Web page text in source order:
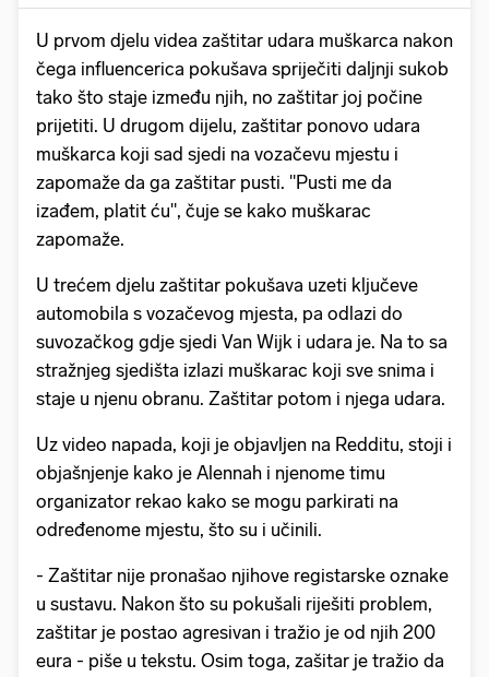
U prvom djelu videa zaštitar udara muškarca nakon
čega influencerica pokušava spriječiti daljnji sukob
tako što staje između njih, no zaštitar joj počine
prijetiti. U drugom dijelu, zaštitar ponovo udara
muškarca koji sad sjedi na vozačevu mjestu i
zapomaže da ga zaštitar pusti. "Pusti me da
izađem, platit ću", čuje se kako muškarac
zapomaže.
U trećem djelu zaštitar pokušava uzeti ključeve
automobila s vozačevog mjesta, pa odlazi do
suvozačkog gdje sjedi Van Wijk i udara je. Na to sa
stražnjeg sjedišta izlazi muškarac koji sve snima i
staje u njenu obranu. Zaštitar potom i njega udara.
Uz video napada, koji je objavljen na Redditu, stoji i
objašnjenje kako je Alennah i njenome timu
organizator rekao kako se mogu parkirati na
određenome mjestu, što su i učinili.
- Zaštitar nije pronašao njihove registarske oznake
u sustavu. Nakon što su pokušali riješiti problem,
zaštitar je postao agresivan i tražio je od njih 200
eura - piše u tekstu. Osim toga, zašitar je tražio da